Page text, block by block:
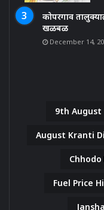
कोपरगाव
खळबळ
December 14,
9th August
August Kranti
Fuel Price